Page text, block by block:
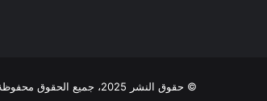
© حقوق النشر 2025، جميع الحقوق محفوظة |